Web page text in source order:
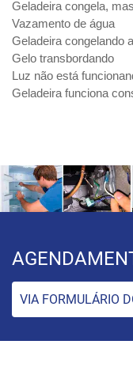
Geladeira congela,
Vazamento de água
Geladeira congelando
Gelo transbordando
Luz não está
Geladeira funciona
VIA FORMULÁRIO